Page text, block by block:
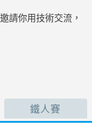
請你用技術交流，
鐵人賽